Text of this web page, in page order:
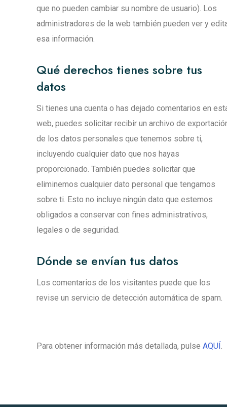
que no pueden cambiar su nombre de usuario). Los
administradores de la web también pueden ver y
esa información.
Qué derechos tienes sobre tus
datos
Si tienes una cuenta o has dejado comentarios en
web, puedes solicitar recibir un archivo de
de los datos personales que tenemos sobre ti,
incluyendo cualquier dato que nos hayas
proporcionado. También puedes solicitar que
eliminemos cualquier dato personal que tengamos
sobre ti. Esto no incluye ningún dato que estemos
obligados a conservar con fines administrativos,
legales o de seguridad.
Dónde se envían tus datos
Los comentarios de los visitantes puede que los
revise un servicio de detección automática de spam.
Para obtener información más detallada, pulse AQUÍ.